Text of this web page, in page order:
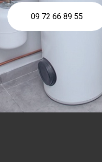
09 72 66 89 55